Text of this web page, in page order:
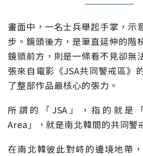
畫面中，一名士兵舉起手掌，示
步。鏡頭後方，是筆直延伸的階
鏡頭前方，則是一條看不見卻無
張來自電影《JSA共同警戒區》
了整部作品最核心的張力。
所謂的「JSA」，指的就是
Area」，就是南北韓間的共同警
在南北韓彼此對峙的邊境地帶